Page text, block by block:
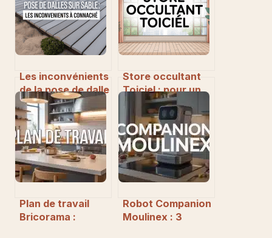
Les inconvénients
de la pose de dalle
sur sable que
vous devez
connaître
Store occultant
Toiciel : pour un
contrôle optimal
de la lumière et de
l’intimité
Plan de travail
Bricorama :
Robot Companion
Moulinex : 3